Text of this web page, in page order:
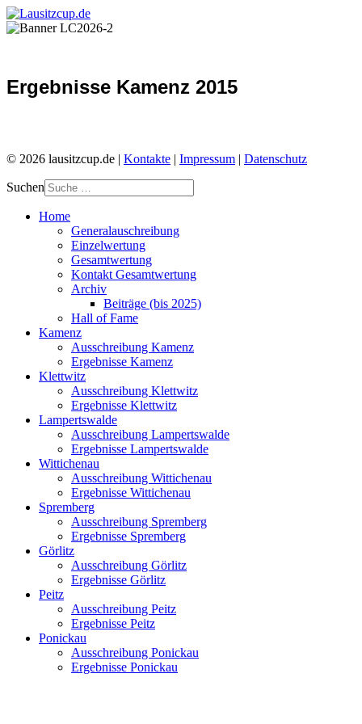
Ergebnisse Kamenz 2015
© 2026 lausitzcup.de | Kontakte | Impressum | Datenschutz
Suchen
Home
Generalauschreibung
Einzelwertung
Gesamtwertung
Kontakt Gesamtwertung
Archiv
Beiträge (bis 2025)
Hall of Fame
Kamenz
Ausschreibung Kamenz
Ergebnisse Kamenz
Klettwitz
Ausschreibung Klettwitz
Ergebnisse Klettwitz
Lampertswalde
Ausschreibung Lampertswalde
Ergebnisse Lampertswalde
Wittichenau
Ausschreibung Wittichenau
Ergebnisse Wittichenau
Spremberg
Ausschreibung Spremberg
Ergebnisse Spremberg
Görlitz
Ausschreibung Görlitz
Ergebnisse Görlitz
Peitz
Ausschreibung Peitz
Ergebnisse Peitz
Ponickau
Ausschreibung Ponickau
Ergebnisse Ponickau